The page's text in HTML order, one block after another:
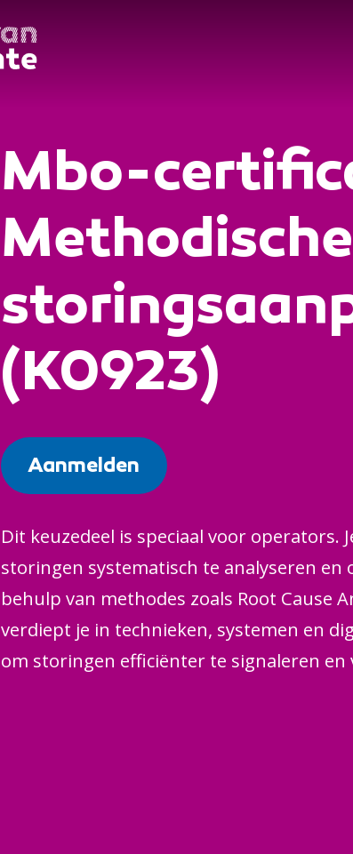
Mbo-
Methodische
(K0923)
Aanmelden
Dit keuzedeel is speciaal voor operators.
storingen systematisch te analyseren en
behulp van methodes zoals Root Cause
verdiept je in technieken, systemen en
om storingen efficiënter te signaleren en